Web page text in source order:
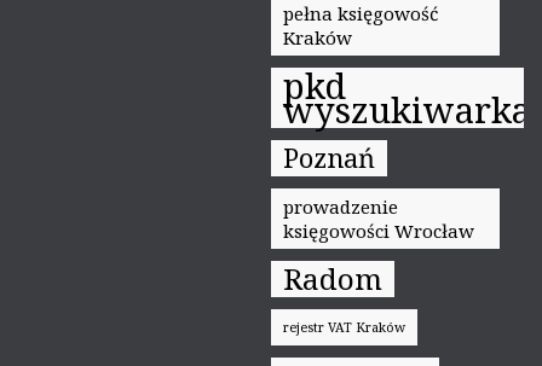
pełna księgowość
Kraków
pkd
wyszukiwarka
Poznań
prowadzenie
księgowości Wrocław
Radom
rejestr VAT Kraków